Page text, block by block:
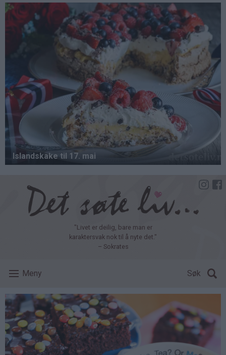
Hopp
hovedinnhold
"Livet er deilig, bare man er
karaktersvak nok til å nyte det."
– Sokrates
Meny Søk